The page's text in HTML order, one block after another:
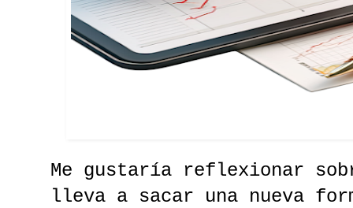
Me gustaría reflexionar
lleva a sacar una nueva